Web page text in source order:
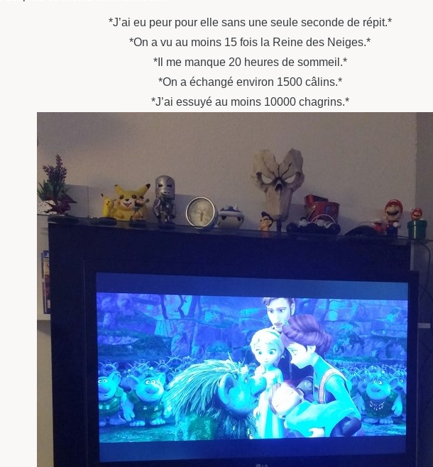
*J’ai eu peur pour elle sans une seule seconde de répit.*
*On a vu au moins 15 fois la Reine des Neiges.*
*Il me manque 20 heures de sommeil.*
*On a échangé environ 1500 câlins.*
*J’ai essuyé au moins 10000 chagrins.*